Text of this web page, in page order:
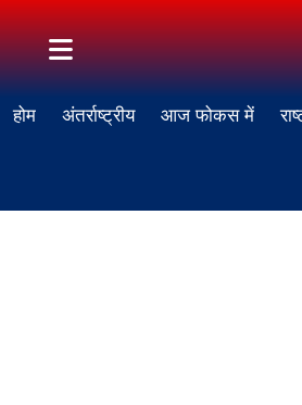
होम अंतर्राष्ट्रीय आज फोकस में